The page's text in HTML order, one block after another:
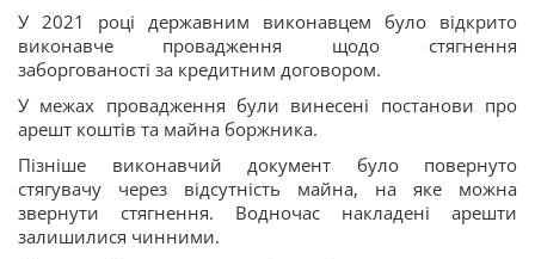
У 2021 році державним виконавцем було відкрито
виконавче провадження щодо стягнення
заборгованості за кредитним договором.
У межах провадження були винесені постанови про
арешт коштів та майна боржника.
Пізніше виконавчий документ було повернуто
стягувачу через відсутність майна, на яке можна
звернути стягнення. Водночас накладені арешти
залишилися чинними.